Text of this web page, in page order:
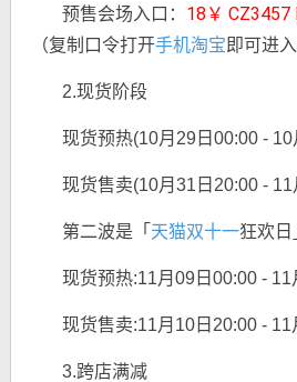
预售会场入口： 18￥ CZ3457
（复制口令打开手机淘宝 即可进入
2.现货阶段
现货预热(10月29日00:00 -
现货售卖(10月31日20:00 -
第二波是「 天猫双十一狂欢日
现货预热:11月09日00:00 - 11
现货售卖:11月10日20:00 - 11
3.跨店满减